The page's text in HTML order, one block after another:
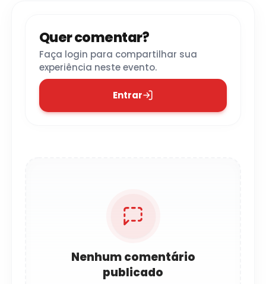
Quer comentar?
Faça login para compartilhar sua
experiência neste evento.
Entrar
Nenhum comentário
publicado